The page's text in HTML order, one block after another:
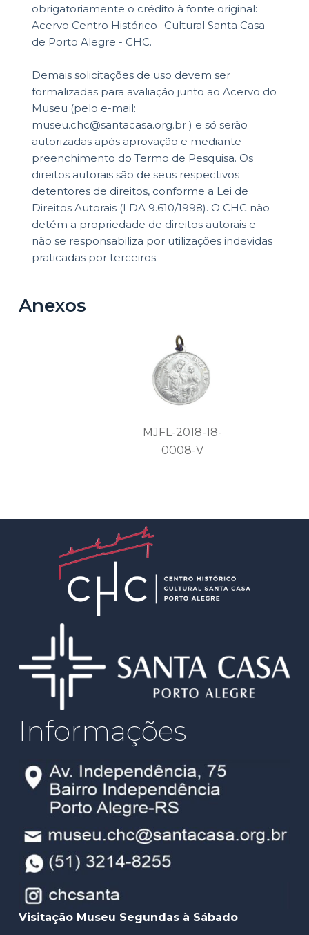
Anexos
MJFL-2018-18-
0008-V
obrigatoriamente o crédito à fonte original:
Acervo Centro Histórico- Cultural Santa Casa
de Porto Alegre - CHC.
Demais solicitações de uso devem ser
formalizadas para avaliação junto ao Acervo do
Museu (pelo e-mail:
museu.chc@santacasa.org.br ) e só serão
autorizadas após aprovação e mediante
preenchimento do Termo de Pesquisa. Os
direitos autorais são de seus respectivos
detentores de direitos, conforme a Lei de
Direitos Autorais (LDA 9.610/1998). O CHC não
detém a propriedade de direitos autorais e
não se responsabiliza por utilizações indevidas
praticadas por terceiros.
Informações
Visitação Museu Segundas à Sábado